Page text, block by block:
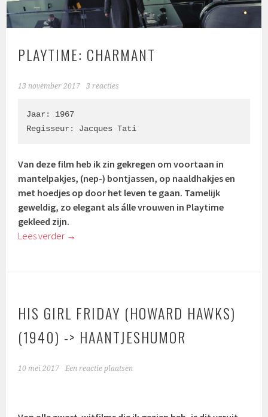
PLAYTIME: CHARMANT
13 november 2017 3 reacties
Jaar: 1967
Regisseur: Jacques Tati
Van deze film heb ik zin gekregen om voortaan in
mantelpakjes, (nep-) bontjassen, op naaldhakjes en
met hoedjes op door het leven te gaan. Tamelijk
geweldig, zo elegant als álle vrouwen in Playtime
gekleed zijn.
Lees verder →
HIS GIRL FRIDAY (HOWARD HAWKS)
(1940) -> HAANTJESHUMOR
10 mei 2017 Een reactie plaatsen